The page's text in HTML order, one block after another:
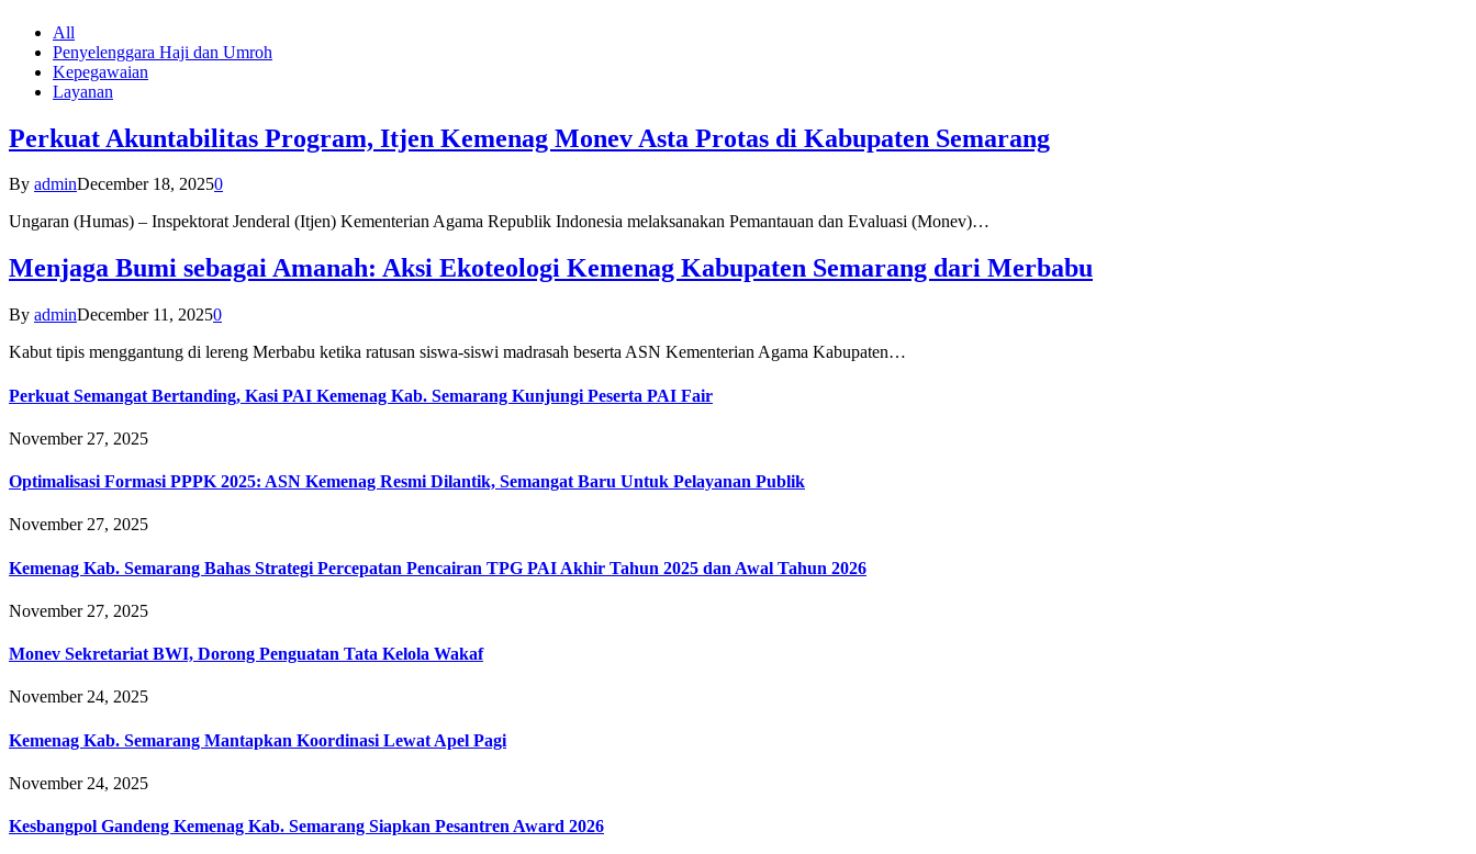
All
Penyelenggara Haji dan Umroh
Kepegawaian
Layanan
Perkuat Akuntabilitas Program, Itjen Kemenag Monev Asta Protas di Kabupaten Semarang
By adminDecember 18, 20250
Ungaran (Humas) – Inspektorat Jenderal (Itjen) Kementerian Agama Republik Indonesia melaksanakan Pemantauan dan Evaluasi (Monev)…
Menjaga Bumi sebagai Amanah: Aksi Ekoteologi Kemenag Kabupaten Semarang dari Merbabu
By adminDecember 11, 20250
Kabut tipis menggantung di lereng Merbabu ketika ratusan siswa-siswi madrasah beserta ASN Kementerian Agama Kabupaten…
Perkuat Semangat Bertanding, Kasi PAI Kemenag Kab. Semarang Kunjungi Peserta PAI Fair
November 27, 2025
Optimalisasi Formasi PPPK 2025: ASN Kemenag Resmi Dilantik, Semangat Baru Untuk Pelayanan Publik
November 27, 2025
Kemenag Kab. Semarang Bahas Strategi Percepatan Pencairan TPG PAI Akhir Tahun 2025 dan Awal Tahun 2026
November 27, 2025
Monev Sekretariat BWI, Dorong Penguatan Tata Kelola Wakaf
November 24, 2025
Kemenag Kab. Semarang Mantapkan Koordinasi Lewat Apel Pagi
November 24, 2025
Kesbangpol Gandeng Kemenag Kab. Semarang Siapkan Pesantren Award 2026